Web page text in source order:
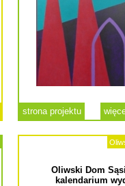
strona projektu
Oliwski Dom
kalendarium